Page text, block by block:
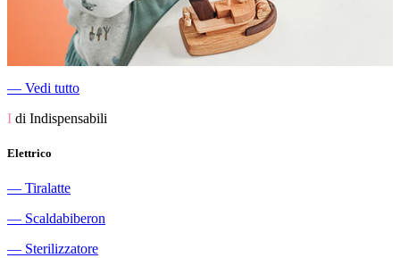
― Vedi tutto
I di Indispensabili
Elettrico
― Tiralatte
― Scaldabiberon
― Sterilizzatore